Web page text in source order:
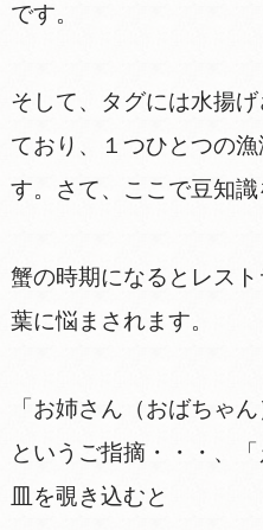
です。
そして、タグには水揚
ており、１つひとつの
す。さて、ここで豆知識
蟹の時期になるとレス
葉に悩まされます。
「お姉さん（おばちゃ
というご指摘・・・、
皿を覗き込むと